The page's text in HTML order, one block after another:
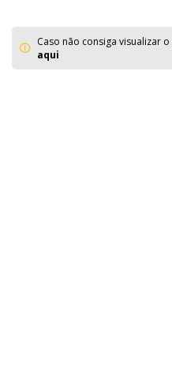
Caso não consiga visualizar
aqui